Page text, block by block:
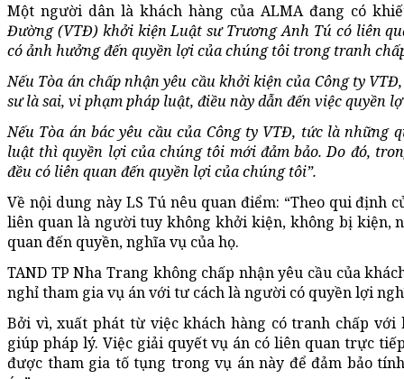
Một người dân là khách hàng của ALMA đang có
Đường (VTĐ) khởi kiện Luật sư Trương Anh Tú có liên
có ảnh hưởng đến quyền lợi của chúng tôi trong tranh
Nếu Tòa án chấp nhận yêu cầu khởi kiện của Công ty
sư là sai, vi phạm pháp luật, điều này dẫn đến việc quyền
Nếu Tòa án bác yêu cầu của Công ty VTĐ, tức là những
luật thì quyền lợi của chúng tôi mới đảm bảo. Do đó,
đều có liên quan đến quyền lợi của chúng tôi”.
Về nội dung này LS Tú nêu quan điểm: “Theo qui định
liên quan là người tuy không khởi kiện, không bị kiện,
quan đến quyền, nghĩa vụ của họ.
TAND TP Nha Trang không chấp nhận yêu cầu của
nghỉ tham gia vụ án với tư cách là người có quyền lợi
Bởi vì, xuất phát từ việc khách hàng có tranh chấp
giúp pháp lý. Việc giải quyết vụ án có liên quan trực
được tham gia tố tụng trong vụ án này để đảm bảo